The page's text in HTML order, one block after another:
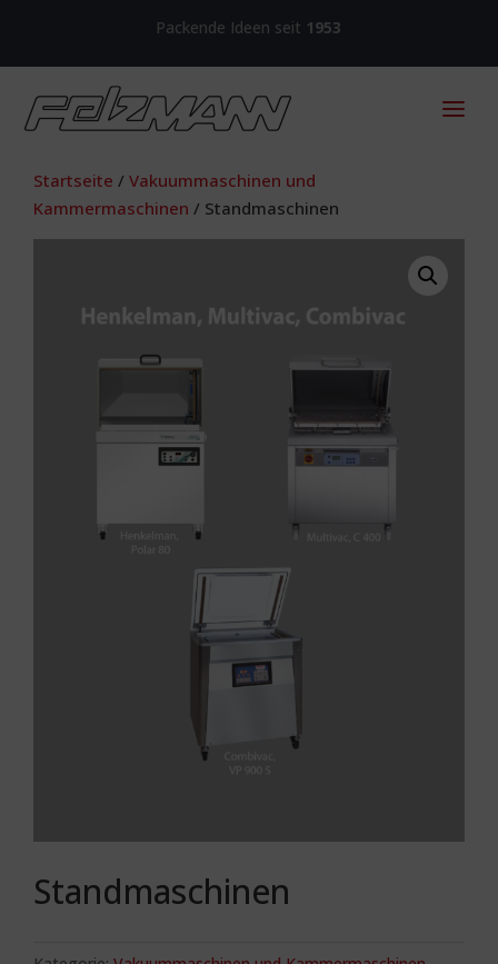
Packende Ideen seit 1953
Startseite / Vakuummaschinen und
Kammermaschinen / Standmaschinen
Standmaschinen